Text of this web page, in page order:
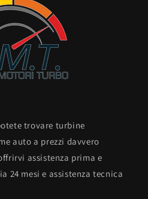
trovare turbine
auto a prezzi davvero
assistenza prima e
24 mesi e assistenza tecnica